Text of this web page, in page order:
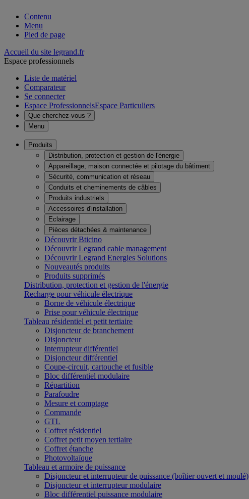
Contenu
Menu
Pied de page
Accueil du site legrand.fr
Espace professionnels
Liste de matériel
Comparateur
Se connecter
Espace ProfessionnelsEspace Particuliers
Que cherchez-vous ?
Menu
Produits
Distribution, protection et gestion de l'énergie
Appareillage, maison connectée et pilotage du bâtiment
Sécurité, communication et réseau
Conduits et cheminements de câbles
Produits industriels
Accessoires d'installation
Eclairage
Pièces détachées & maintenance
Découvrir Bticino
Découvrir Legrand cable management
Découvrir Legrand Energies Solutions
Nouveautés produits
Produits supprimés
Distribution, protection et gestion de l'énergie
Recharge pour véhicule électrique
Borne de véhicule électrique
Prise pour véhicule électrique
Tableau résidentiel et petit tertiaire
Disjoncteur de branchement
Disjoncteur
Interrupteur différentiel
Disjoncteur différentiel
Coupe-circuit, cartouche et fusible
Bloc différentiel modulaire
Répartition
Parafoudre
Mesure et comptage
Commande
GTL
Coffret résidentiel
Coffret petit moyen tertiaire
Coffret étanche
Photovoltaïque
Tableau et armoire de puissance
Disjoncteur et interrupteur de puissance (boîtier ouvert et moulé)
Disjoncteur et interrupteur modulaire
Bloc différentiel puissance modulaire